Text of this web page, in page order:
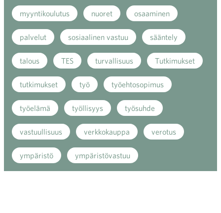
myyntikoulutus nuoret osaaminen
palvelut sosiaalinen vastuu sääntely
talous TES turvallisuus Tutkimukset
tutkimukset työ työehtosopimus
työelämä työllisyys työsuhde
vastuullisuus verkkokauppa verotus
ympäristö ympäristövastuu